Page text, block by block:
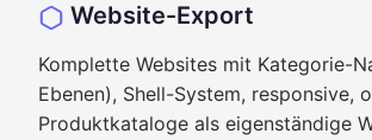
Website-Export
Komplette Websites mit Kategorie-
Ebenen), Shell-System, responsive,
Produktkataloge als eigenständige